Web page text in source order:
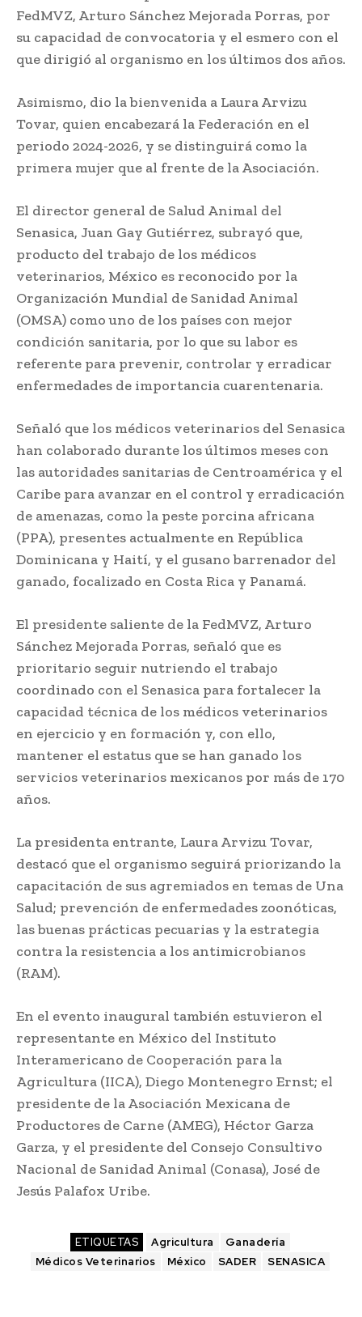
FedMVZ, Arturo Sánchez Mejorada Porras, por
su capacidad de convocatoria y el esmero con el
que dirigió al organismo en los últimos dos años.
Asimismo, dio la bienvenida a Laura Arvizu
Tovar, quien encabezará la Federación en el
periodo 2024-2026, y se distinguirá como la
primera mujer que al frente de la Asociación.
El director general de Salud Animal del
Senasica, Juan Gay Gutiérrez, subrayó que,
producto del trabajo de los médicos
veterinarios, México es reconocido por la
Organización Mundial de Sanidad Animal
(OMSA) como uno de los países con mejor
condición sanitaria, por lo que su labor es
referente para prevenir, controlar y erradicar
enfermedades de importancia cuarentenaria.
Señaló que los médicos veterinarios del Senasica
han colaborado durante los últimos meses con
las autoridades sanitarias de Centroamérica y el
Caribe para avanzar en el control y erradicación
de amenazas, como la peste porcina africana
(PPA), presentes actualmente en República
Dominicana y Haití, y el gusano barrenador del
ganado, focalizado en Costa Rica y Panamá.
El presidente saliente de la FedMVZ, Arturo
Sánchez Mejorada Porras, señaló que es
prioritario seguir nutriendo el trabajo
coordinado con el Senasica para fortalecer la
capacidad técnica de los médicos veterinarios
en ejercicio y en formación y, con ello,
mantener el estatus que se han ganado los
servicios veterinarios mexicanos por más de 170
años.
La presidenta entrante, Laura Arvizu Tovar,
destacó que el organismo seguirá priorizando la
capacitación de sus agremiados en temas de Una
Salud; prevención de enfermedades zoonóticas,
las buenas prácticas pecuarias y la estrategia
contra la resistencia a los antimicrobianos
(RAM).
En el evento inaugural también estuvieron el
representante en México del Instituto
Interamericano de Cooperación para la
Agricultura (IICA), Diego Montenegro Ernst; el
presidente de la Asociación Mexicana de
Productores de Carne (AMEG), Héctor Garza
Garza, y el presidente del Consejo Consultivo
Nacional de Sanidad Animal (Conasa), José de
Jesús Palafox Uribe.
ETIQUETAS Agricultura
Ganadería
Médicos Veterinarios
México SADER SENASICA